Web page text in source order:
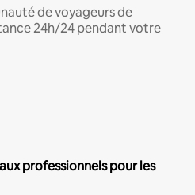
de voyageurs de
24h/24 pendant votre
professionnels pour les